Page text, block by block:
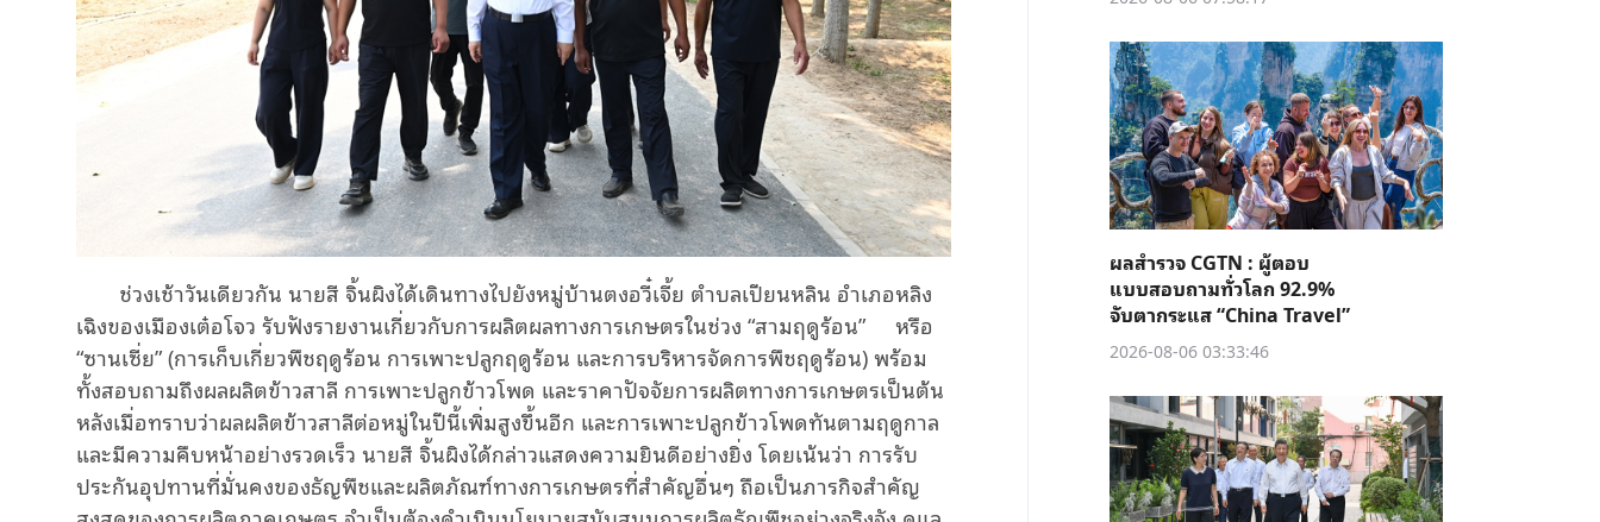
ช่วงเช้าวันเดียวกัน นายสี จิ้นผิงได้เดินทางไปยังหมู่บ้านตงอวี๋เจี้ย ตำบลเปียนหลิน อำเภอหลิง
เฉิงของเมืองเต๋อโจว รับฟังรายงานเกี่ยวกับการผลิตผลทางการเกษตรในช่วง “สามฤดูร้อน”
หรือ
“ซานเซี่ย” (การเก็บเกี่ยวพืชฤดูร้อน การเพาะปลูกฤดูร้อน และการบริหารจัดการพืชฤดูร้อน) พร้อม
ทั้งสอบถามถึงผลผลิตข้าวสาลี การเพาะปลูกข้าวโพด และราคาปัจจัยการผลิตทางการเกษตรเป็นต้น
หลังเมื่อทราบว่าผลผลิตข้าวสาลีต่อหมู่ในปีนี้เพิ่มสูงขึ้นอีก และการเพาะปลูกข้าวโพดทันตามฤดูกาล
และมีความคืบหน้าอย่างรวดเร็ว นายสี จิ้นผิงได้กล่าวแสดงความยินดีอย่างยิ่ง โดยเน้นว่า การรับ
ประกันอุปทานที่มั่นคงของธัญพืชและผลิตภัณฑ์ทางการเกษตรที่สำคัญอื่นๆ ถือเป็นภารกิจสำคัญ
ผลสำรวจ CGTN : ผู้ตอบ
แบบสอบถามทั่วโลก 92.9%
จับตากระแส “China Travel”
2026-08-06 03:33:46